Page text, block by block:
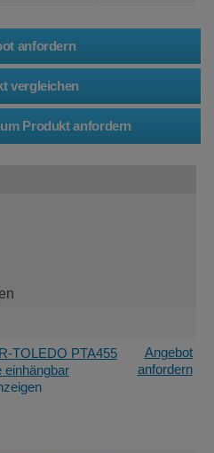
TOLEDO PTA455
einhängbar
Angebot
anfordern